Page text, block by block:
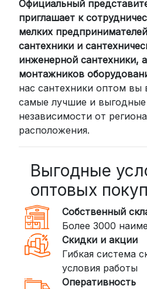
Для клиентов из
России мы
проверенными
компаниями:
СДЭК: Выбирайте
пункта выдачи
курьером до
Стоимость
рублей
пунктов выдачи
Сроки — от 2
350 рублей
DPD:
доставки,
внутри России.
стоимость — от
3. Доставка
Официальный
приглашает к
мелких
сантехники и
инженерной сантехники,
монтажников
нас сантехники оптом вы
самые лучшие и
независимости от
расположения.
Выгодные
оптовых
Собственный
Более 3000
Скидки и акции
Гибкая система
условия работы
Оперативность